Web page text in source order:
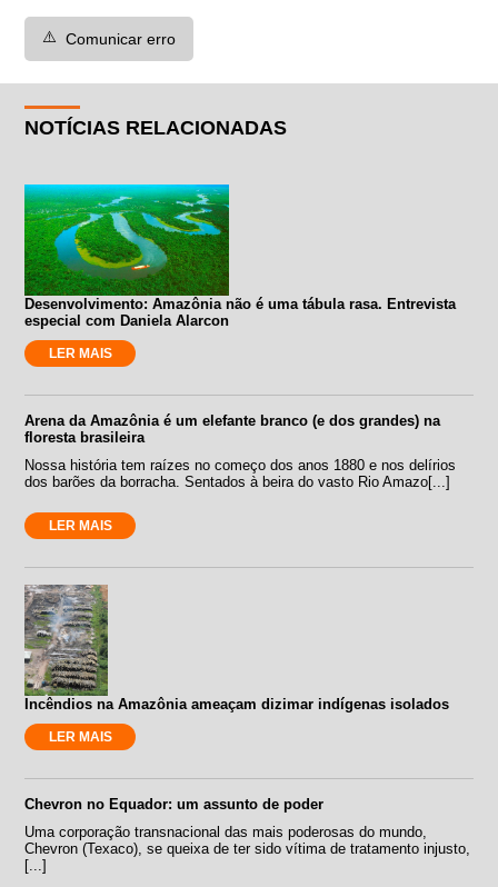
⚠️ Comunicar erro
NOTÍCIAS RELACIONADAS
Desenvolvimento: Amazônia não é uma tábula rasa. Entrevista
especial com Daniela Alarcon
LER MAIS
Arena da Amazônia é um elefante branco (e dos grandes) na
floresta brasileira
Nossa história tem raízes no começo dos anos 1880 e nos delírios
dos barões da borracha. Sentados à beira do vasto Rio Amazo[...]
LER MAIS
Incêndios na Amazônia ameaçam dizimar indígenas isolados
LER MAIS
Chevron no Equador: um assunto de poder
Uma corporação transnacional das mais poderosas do mundo,
Chevron (Texaco), se queixa de ter sido vítima de tratamento injusto,
[...]